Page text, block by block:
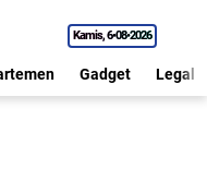
Kamis 6•08•2026
Gadget Legal